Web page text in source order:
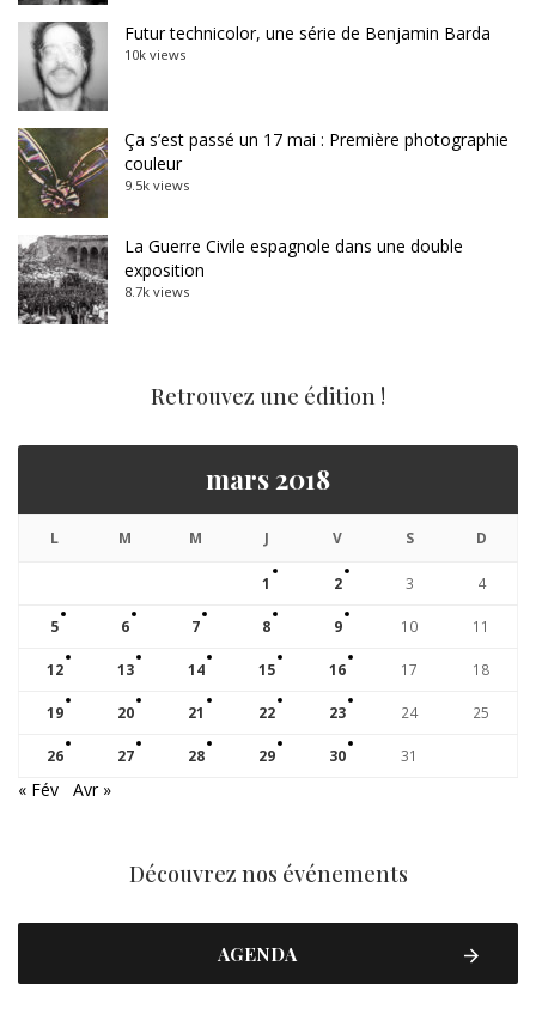
Futur technicolor, une série de Benjamin Barda
10k views
Ça s’est passé un 17 mai : Première photographie
couleur
9.5k views
La Guerre Civile espagnole dans une double
exposition
8.7k views
Retrouvez une édition !
mars 2018
L M M J V S D
1 2 3 4
5 6 7 8 9 10 11
12 13 14 15 16 17 18
19 20 21 22 23 24 25
26 27 28 29 30 31
« Fév Avr »
Découvrez nos événements
AGENDA